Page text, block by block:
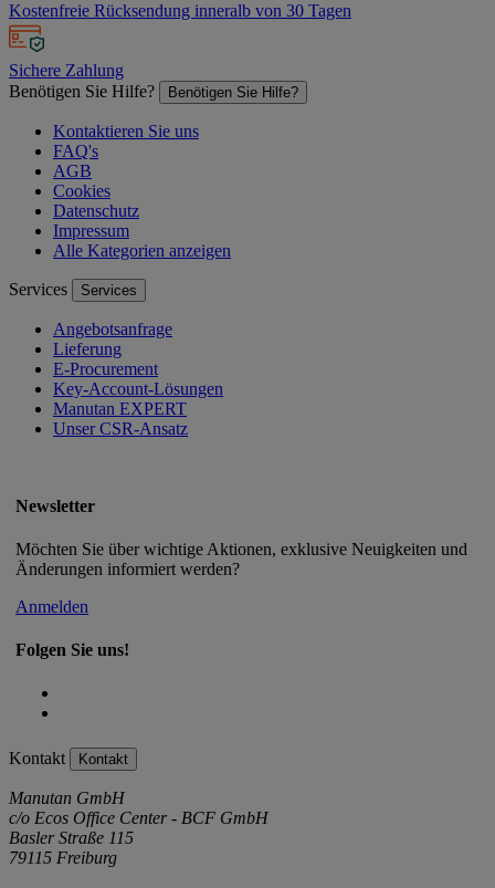
Kostenfreie Rücksendung inneralb von 30 Tagen
Sichere Zahlung
Benötigen Sie Hilfe?
Benötigen Sie Hilfe?
Kontaktieren Sie uns
FAQ's
AGB
Cookies
Datenschutz
Impressum
Alle Kategorien anzeigen
Services Services
Angebotsanfrage
Lieferung
E-Procurement
Key-Account-Lösungen
Manutan EXPERT
Unser CSR-Ansatz
Newsletter
Möchten Sie über wichtige Aktionen, exklusive Neuigkeiten und
Änderungen informiert werden?
Anmelden
Folgen Sie uns!
Kontakt Kontakt
Manutan GmbH
c/o Ecos Office Center - BCF GmbH
Basler Straße 115
79115 Freiburg